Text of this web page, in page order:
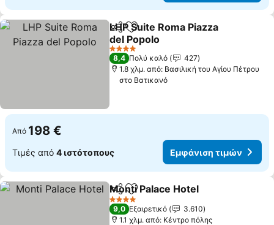
Κοινοποίηση
Προσθήκη στα αγαπημένα
LHP Suite Roma Piazza
del Popolo
4 Αστέρια
8,4 Πολύ καλό
427
1.8 χλμ. από: Βασιλική του Αγίου Πέτρου
στο Βατικανό
Από 198 €
Τιμές από 4 ιστότοπους Εμφάνιση τιμών
Κοινοποίηση
Προσθήκη στα αγαπημένα
Monti Palace Hotel
4 Αστέρια
9,0 Εξαιρετικό
3.610
1.1 χλμ. από: Κέντρο πόλης